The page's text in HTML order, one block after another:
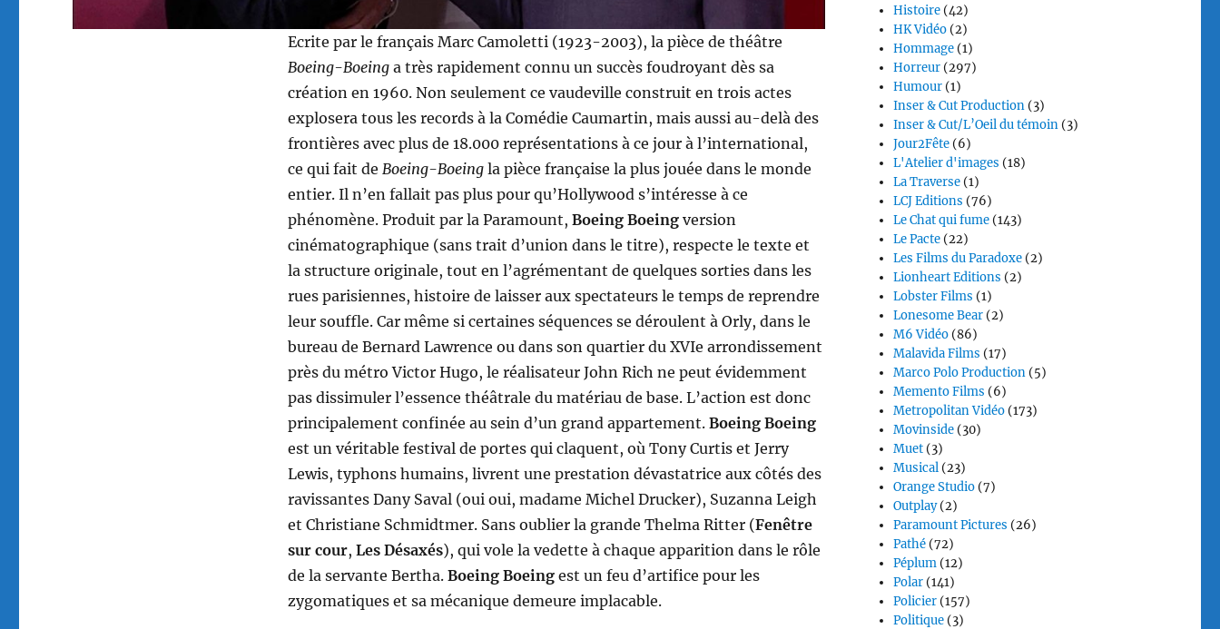
Ecrite par le français Marc Camoletti (1923-2003), la pièce de théâtre
Boeing-Boeinga très rapidement connu un succès foudroyant dès sa
création en 1960. Non seulement ce vaudeville construit en trois actes
explosera tous les records à la Comédie Caumartin, mais aussi au-delà des
frontières avec plus de 18.000 représentations à ce jour à l’international,
ce qui fait de Boeing-Boeingla pièce française la plus jouée dans le monde
entier. Il n’en fallait pas plus pour qu’Hollywood s’intéresse à ce
phénomène. Produit par la Paramount, Boeing Boeingversion
cinématographique (sans trait d’union dans le titre), respecte le texte et
la structure originale, tout en l’agrémentant de quelques sorties dans les
rues parisiennes, histoire de laisser aux spectateurs le temps de reprendre
leur souffle. Car même si certaines séquences se déroulent à Orly, dans le
bureau de Bernard Lawrence ou dans son quartier du XVIe arrondissement
près du métro Victor Hugo, le réalisateur John Rich ne peut évidemment
pas dissimuler l’essence théâtrale du matériau de base. L’action est donc
principalement confinée au sein d’un grand appartement. Boeing Boeing
est un véritable festival de portes qui claquent, où Tony Curtis et Jerry
Lewis, typhons humains, livrent une prestation dévastatrice aux côtés des
ravissantes Dany Saval (oui oui, madame Michel Drucker), Suzanna Leigh
et Christiane Schmidtmer. Sans oublier la grande Thelma Ritter (Fenêtre
sur cour, Les Désaxés), qui vole la vedette à chaque apparition dans le rôle
de la servante Bertha. Boeing Boeingest un feu d’artifice pour les
zygomatiques et sa mécanique demeure implacable.
Histoire (42)
HK Vidéo (2)
Hommage (1)
Horreur (297)
Humour (1)
Inser & Cut Production (3)
Inser & Cut/L’Oeil du témoin (3)
Jour2Fête (6)
L'Atelier d'images (18)
La Traverse (1)
LCJ Editions (76)
Le Chat qui fume (143)
Le Pacte (22)
Les Films du Paradoxe (2)
Lionheart Editions (2)
Lobster Films (1)
Lonesome Bear (2)
M6 Vidéo (86)
Malavida Films (17)
Marco Polo Production (5)
Memento Films (6)
Metropolitan Vidéo (173)
Movinside (30)
Muet (3)
Musical (23)
Orange Studio (7)
Outplay(2)
Paramount Pictures (26)
Pathé (72)
Péplum (12)
Polar (141)
Policier (157)
Politique (3)